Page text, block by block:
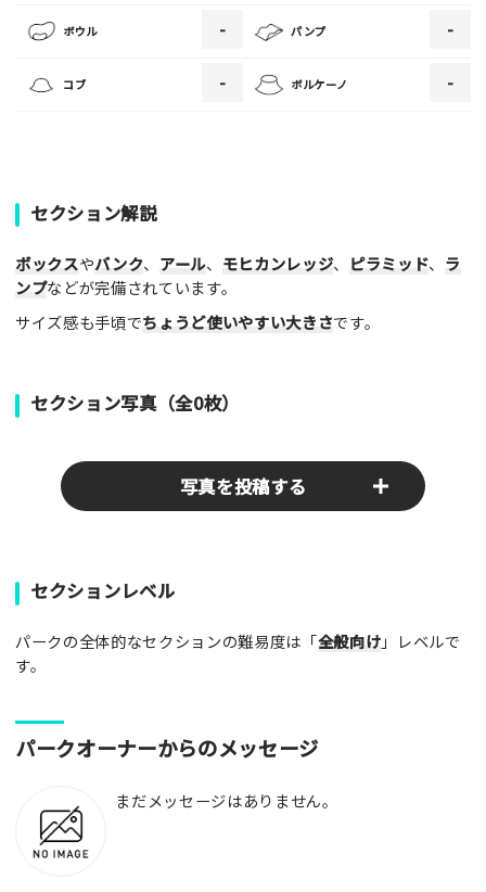
・人物の顔が写っている場合はモザイク処理を行います。
・画像の規定サイズは横幅640px以上となります。
ボウル - パンプ -
コブ - ボルケーノ -
セクション解説
ボックスやバンク、 アール、 モヒカンレッジ、 ピラミッド、 ラ
ンプなどが完備されています。
サイズ感も手頃でちょうど使いやすい大きさです。
セクション写真（全0枚）
写真を投稿する
パークやスポットの写真をぜひお送りください！あなたの写真
がみんなの参考となります！
写真
[text photo1alt placeholder "写真の解説※任意]
セクションレベル
パークの全体的なセクションの難易度は「全般向け」レベルで
す。
パークオーナーからのメッセージ
まだメッセージはありません。